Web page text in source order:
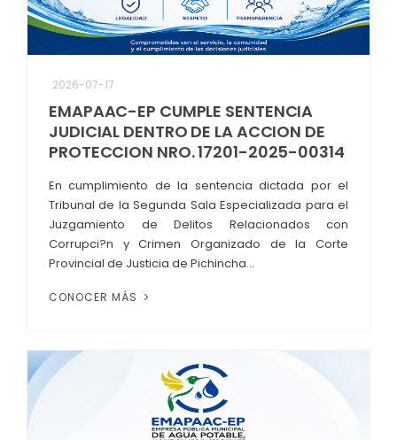
2026-07-17
EMAPAAC-EP CUMPLE SENTENCIA
JUDICIAL DENTRO DE LA ACCION DE
PROTECCION NRO. 17201-2025-00314
En cumplimiento de la sentencia dictada por el
Tribunal de la Segunda Sala Especializada para el
Juzgamiento de Delitos Relacionados con
Corrupci?n y Crimen Organizado de la Corte
Provincial de Justicia de Pichincha...
CONOCER MÁS